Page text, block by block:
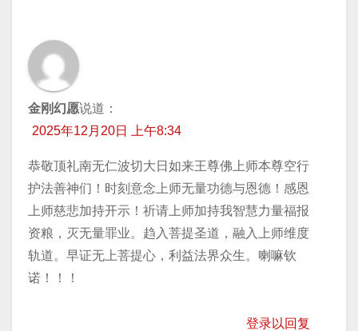
金刚幻愿说道：
2025年12月20日 上午8:34
恭敬顶礼南无仁波切大日如来王尊佛上师本尊空行
护法善神们！时刻意念上师无量功德与恩德！感恩
上师慈悲加持开示！祈请上师加持我智慧力量福报
资粮，灭无量罪业。趋入菩提圣道，融入上师维度
轨道。早证无上菩提心，利益法界众生。喇嘛钦
诺！！！
登录以回复